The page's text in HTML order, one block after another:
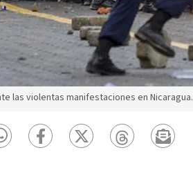
las violentas manifestaciones en Nicaragua.